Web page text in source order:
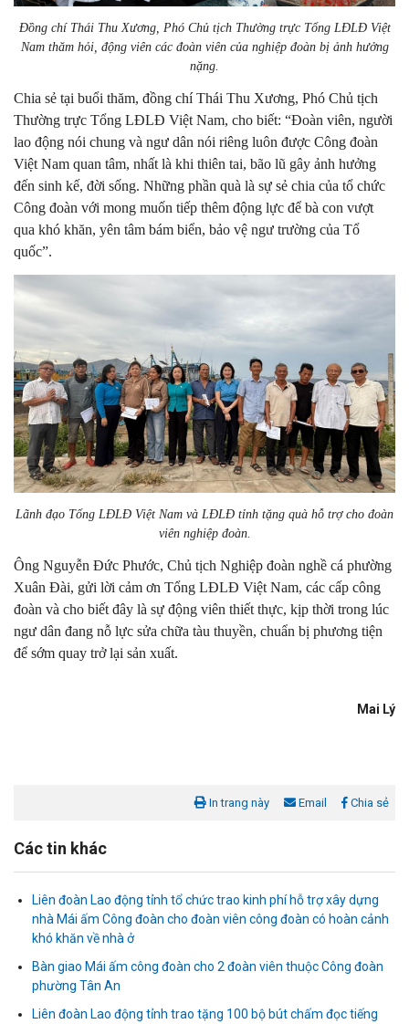
Đồng chí Thái Thu Xương, Phó Chủ tịch Thường trực Tổng LĐLĐ Việt
Nam thăm hỏi, động viên các đoàn viên của nghiệp đoàn bị ảnh hưởng
nặng.
Chia sẻ tại buổi thăm, đồng chí Thái Thu Xương, Phó Chủ tịch
Thường trực Tổng LĐLĐ Việt Nam, cho biết: “Đoàn viên, người
lao động nói chung và ngư dân nói riêng luôn được Công đoàn
Việt Nam quan tâm, nhất là khi thiên tai, bão lũ gây ảnh hưởng
đến sinh kế, đời sống. Những phần quà là sự sẻ chia của tổ chức
Công đoàn với mong muốn tiếp thêm động lực để bà con vượt
qua khó khăn, yên tâm bám biển, bảo vệ ngư trường của Tổ
quốc”.
Lãnh đạo Tổng LĐLĐ Việt Nam và LĐLĐ tỉnh tặng quà hỗ trợ cho đoàn
viên nghiệp đoàn.
Ông Nguyễn Đức Phước, Chủ tịch Nghiệp đoàn nghề cá phường
Xuân Đài, gửi lời cảm ơn Tổng LĐLĐ Việt Nam, các cấp công
đoàn và cho biết đây là sự động viên thiết thực, kịp thời trong lúc
ngư dân đang nỗ lực sửa chữa tàu thuyền, chuẩn bị phương tiện
để sớm quay trở lại sản xuất.
Mai Lý
In trang này Email Chia sẻ
Các tin khác
Liên đoàn Lao động tỉnh tổ chức trao kinh phí hỗ trợ xây dựng
nhà Mái ấm Công đoàn cho đoàn viên công đoàn có hoàn cảnh
khó khăn về nhà ở
Bàn giao Mái ấm công đoàn cho 2 đoàn viên thuộc Công đoàn
phường Tân An
Liên đoàn Lao động tỉnh trao tặng 100 bộ bút chấm đọc tiếng